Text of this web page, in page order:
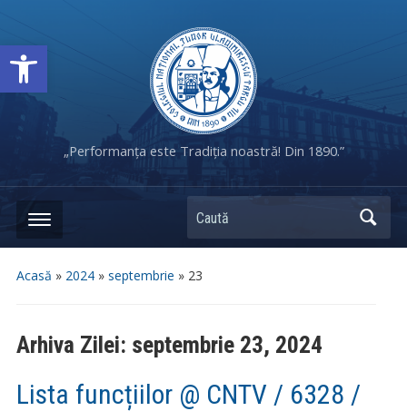
Deschide bara de unelte
„Performanța este Tradiția noastră! Din 1890.”
Caută
Acasă » 2024» septembrie » 23
Arhiva Zilei: septembrie 23, 2024
Lista funcțiilor @ CNTV / 6328 /